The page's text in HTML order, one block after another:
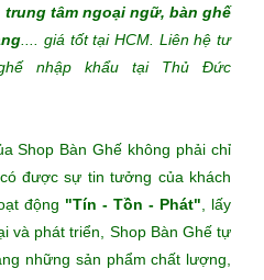
tâm ngoại ngữ, bàn ghế
.... giá tốt tại HCM. Liên hệ tư
nhập khẩu tại Thủ Đức
Shop Bàn Ghế không phải chỉ
được sự tin tưởng của khách
động "Tín - Tồn - Phát" , lấy
và phát triển, Shop Bàn Ghế tự
những sản phẩm chất lượng,